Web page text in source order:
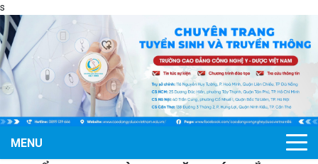
s
MENU